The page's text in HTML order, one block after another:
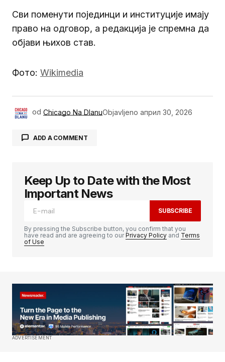
Сви поменути појединци и институције имају
право на одговор, а редакција је спремна да
објави њихов став.
Фото: Wikimedia
od Chicago Na DlanuObjavljeno април 30, 2026
ADD A COMMENT
Ваша адреса е-поште неће бити
објављена. Неопходна поља су означена
Your E-mail*
Сачувај моје име, е-пошту и веб место у овом
Keep Up to Date with the Most
Important News
SUBSCRIBE
By pressing the Subscribe button, you confirm that you
have read and are agreeing to ourPrivacy Policy and Terms
of Use
ADVERTISEMENT